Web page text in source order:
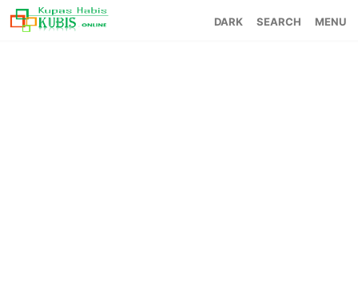
SEARCH MENU